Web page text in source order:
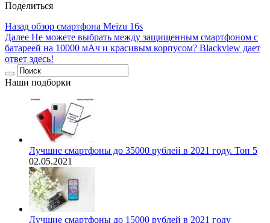
Поделиться
Назад обзор смартфона Meizu 16s
Далее Не можете выбрать между защищенным смартфоном с
батареей на 10000 мАч и красивым корпусом? Blackview дает
ответ здесь!
Наши подборки
Лучшие смартфоны до 35000 рублей в 2021 году. Топ 5
02.05.2021
Лучшие смартфоны до 15000 рублей в 2021 году